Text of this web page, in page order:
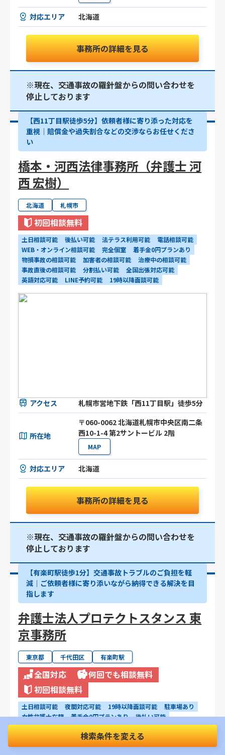
対応エリア 北海道
事務所の詳細を見る
※現在、交通事故の羅針盤からの問い合わせを
停止しております
【西11丁目駅徒歩5分】依頼者様に寄り添った対応を
重視｜賠償金や過失割合などの交渉ならお任せくださ
い
橋本・河西法律事務所（弁護士 河
西 宏樹）
北海道 札幌市
初回相談無料
土日相談可能 後払い可能 法テラス利用可能
電話相談可能
WEB・オンライン相談可能
完全個室
着手金0円プランあり
物損事故の相談可能
加害者の相談可能
治療中の相談可能
事故直後の相談可能
分割払い可能
全国出張対応可能
英語対応可能
LINE予約可能 19時以降面談可能
アクセス 札幌市営地下鉄「西11丁目駅」徒歩5分
所在地
〒060-0062 北海道札幌市中央区南二条
西10-1-4 第2サントービル 2階
MAP
対応エリア 北海道
事務所の詳細を見る
※現在、交通事故の羅針盤からの問い合わせを
停止しております
【有楽町駅徒歩1分】交通事故トラブルのご負担を軽
減｜ご依頼者様に寄り添いながら納得できる解決を目
指します
弁護士法人プロテクトスタンス 東
京事務所
東京都 千代田区 有楽町駅
全国対応
何回でも相談無料
初回相談無料
土日相談可能 夜間対応可能 19時以降面談可能
駐車場あり
女性弁護士在籍
着手金0円プランあり
後払い可能
電話相談可能
WEB・オンライン相談可能
完全個室
事故直後の相談可能
治療中の相談可能 物損事故の相談可能
検索条件を変える